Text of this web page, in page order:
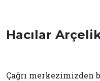
Hacılar
Çağrı